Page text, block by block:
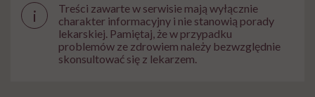
i
Treści zawarte w serwisie mają wyłącznie
charakter informacyjny i nie stanowią porady
lekarskiej. Pamiętaj, że w przypadku
problemów ze zdrowiem należy bezwzględnie
skonsultować się z lekarzem.